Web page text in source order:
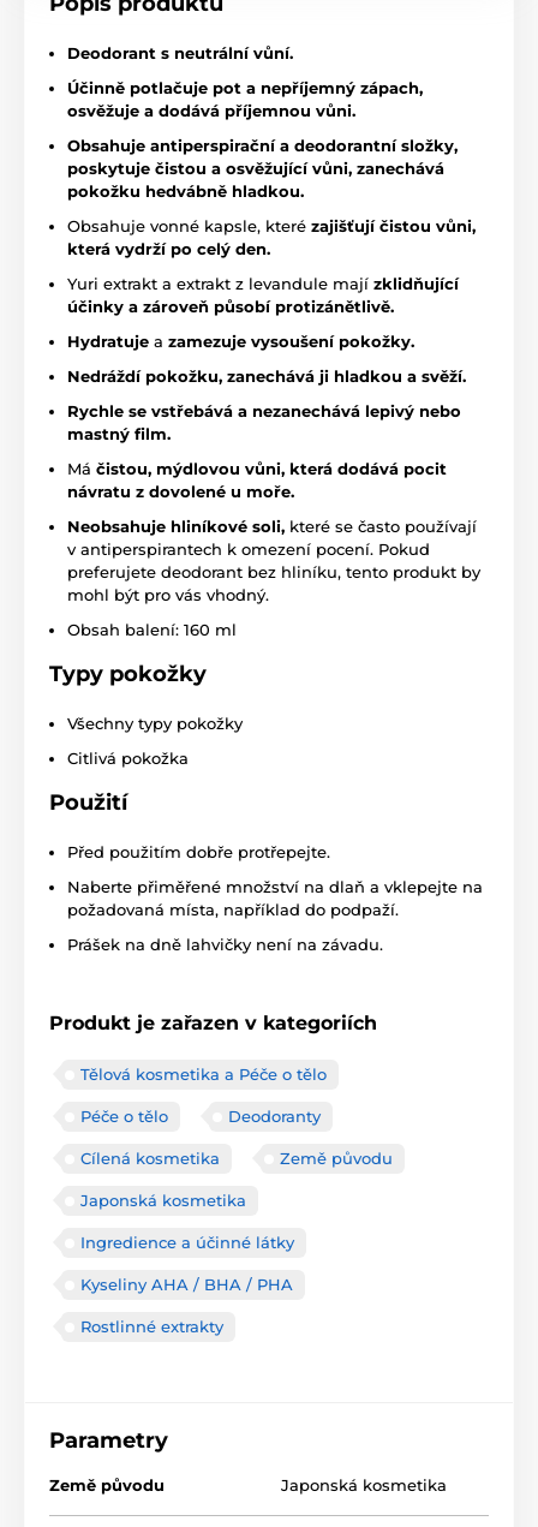
Deodorant s neutrální vůní.
Účinně potlačuje pot a nepříjemný zápach,
osvěžuje a dodává příjemnou vůni.
Obsahuje antiperspirační a deodorantní složky,
poskytuje čistou a osvěžující vůni, zanechává
pokožku hedvábně hladkou.
Obsahuje vonné kapsle, které zajišťují čistou vůni,
která vydrží po celý den.
Yuri extrakt a extrakt z levandule mají zklidňující
účinky a zároveň působí protizánětlivě.
Hydratuje a zamezuje vysoušení pokožky.
Nedráždí pokožku, zanechává ji hladkou a svěží.
Rychle se vstřebává a nezanechává lepivý nebo
mastný film.
Má čistou, mýdlovou vůni, která dodává pocit
návratu z dovolené u moře.
Neobsahuje hliníkové soli, které se často používají
v antiperspirantech k omezení pocení. Pokud
preferujete deodorant bez hliníku, tento produkt by
mohl být pro vás vhodný.
Obsah balení: 160 ml
Typy pokožky
Všechny typy pokožky
Citlivá pokožka
Použití
Před použitím dobře protřepejte.
Naberte přiměřené množství na dlaň a vklepejte na
požadovaná místa, například do podpaží.
Prášek na dně lahvičky není na závadu.
Produkt je zařazen v kategoriích
Tělová kosmetika a Péče o tělo
Péče o tělo Deodoranty
Cílená kosmetika Země původu
Japonská kosmetika
Ingredience a účinné látky
Kyseliny AHA / BHA / PHA
Rostlinné extrakty
Parametry
Země původu Japonská kosmetika